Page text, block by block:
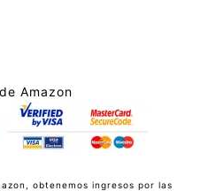
Amazon
obtenemos ingresos por las